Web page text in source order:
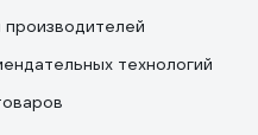
технологий